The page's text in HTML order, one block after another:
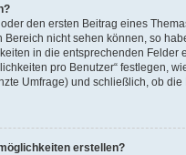
den ersten Beitrag eines
Bereich nicht sehen können, so
in die entsprechenden
pro Benutzer“ festlegen,
Umfrage) und schließlich, ob
erstellen?